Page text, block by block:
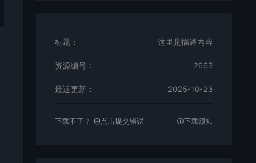
标题： 这里是描述内容
资源编号： 2663
最近更新： 2025-10-23
下载不了？ 点击提交错误 下载须知